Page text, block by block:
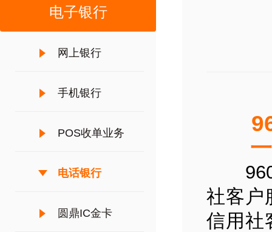
电子银行
网上银行
手机银行
POS收单业务
电话银行
圆鼎IC金卡
一
社客户
信用社